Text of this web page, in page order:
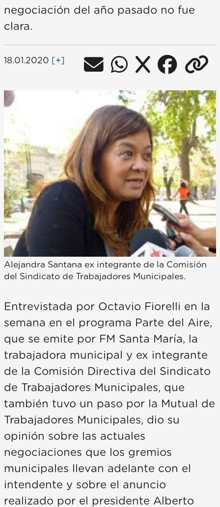
negociación del año pasado no fue
clara.
18.01.2020 [+]
Alejandra Santana ex integrante de la Comisión
del Sindicato de Trabajadores Municipales.
Entrevistada por Octavio Fiorelli en la
semana en el programa Parte del Aire,
que se emite por FM Santa María, la
trabajadora municipal y ex integrante
de la Comisión Directiva del Sindicato
de Trabajadores Municipales, que
también tuvo un paso por la Mutual de
Trabajadores Municipales, dio su
opinión sobre las actuales
negociaciones que los gremios
municipales llevan adelante con el
intendente y sobre el anuncio
realizado por el presidente Alberto